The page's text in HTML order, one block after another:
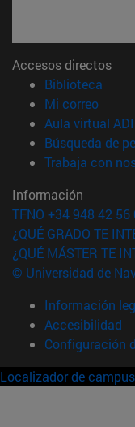
Accesos directos
Biblioteca
Mi correo(abre
Aula virtual ADI
Búsqueda de
Trabaja con
Información
TFNO +34 948 42 56
¿QUÉ GRADO TE
¿QUÉ MÁSTER TE
© Universidad de
Información
Accesibilidad
Configuración
Localizador de campus